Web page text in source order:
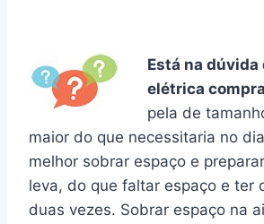
Está na
elétrica
pela de
maior do que necessitaria no
melhor sobrar espaço e
leva, do que faltar espaço e ter
duas vezes. Sobrar espaço na